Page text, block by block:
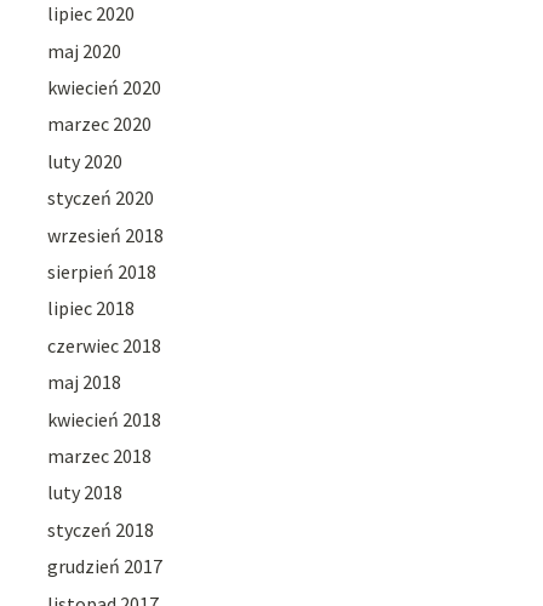
lipiec 2020
maj 2020
kwiecień 2020
marzec 2020
luty 2020
styczeń 2020
wrzesień 2018
sierpień 2018
lipiec 2018
czerwiec 2018
maj 2018
kwiecień 2018
marzec 2018
luty 2018
styczeń 2018
grudzień 2017